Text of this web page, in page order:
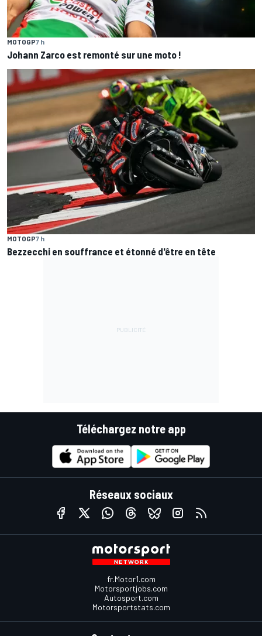
MOTOGP7 h
Johann Zarco est remonté sur une moto !
MOTOGP7 h
Bezzecchi en souffrance et étonné d'être en tête
Téléchargez notre app
Réseaux sociaux
fr.Motor1.com
Motorsportjobs.com
Autosport.com
Motorsportstats.com